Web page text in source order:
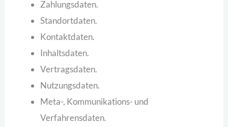
Zahlungsdaten.
Standortdaten.
Kontaktdaten.
Inhaltsdaten.
Vertragsdaten.
Nutzungsdaten.
Meta-, Kommunikations- und
Verfahrensdaten.